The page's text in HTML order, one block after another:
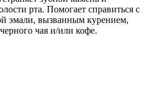
рта. Помогает справиться с
эмали, вызванным курением,
чая и/или кофе.